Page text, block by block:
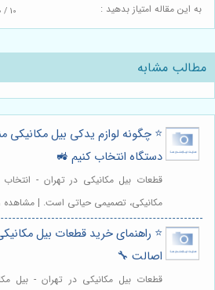
به این مقاله امتیاز بدهید : / 10
مطالب مشابه
⭐️ چگونه لوازم یدکی بیل مکانیکی
دستگاه انتخاب کنیم 🚜
قطعات بیل مکانیکی در تهران -
مکانیکی، تصمیمی حیاتی است. | مشاهده
⭐️ راهنمای خرید قطعات بیل
اصالت 🔧
قطعات بیل مکانیکی در تهران - بیل